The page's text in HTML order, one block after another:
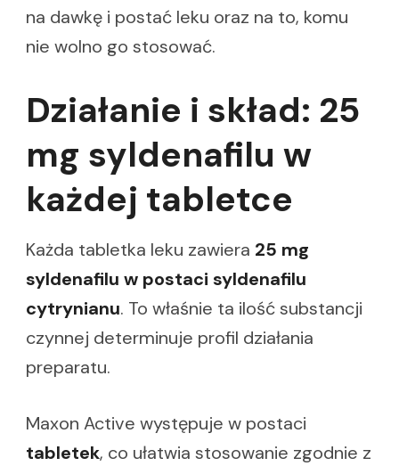
na dawkę i postać leku oraz na to, komu
nie wolno go stosować.
Działanie i skład: 25
mg syldenafilu w
każdej tabletce
Każda tabletka leku zawiera 25 mg
syldenafilu w postaci syldenafilu
cytrynianu. To właśnie ta ilość substancji
czynnej determinuje profil działania
preparatu.
Maxon Active występuje w postaci
tabletek, co ułatwia stosowanie zgodnie z